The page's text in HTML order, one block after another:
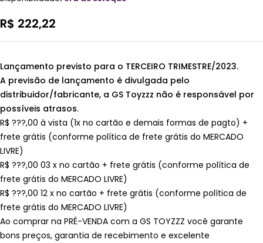
R$ 222,22
Lançamento previsto para o TERCEIRO TRIMESTRE/2023.
A previsão de lançamento é divulgada pelo
distribuidor/fabricante, a GS Toyzzz não é responsável por
possíveis atrasos.
R$ ???,00 à vista (1x no cartão e demais formas de pagto) +
frete grátis (conforme política de frete grátis do MERCADO
LIVRE)
R$ ???,00 03 x no cartão + frete grátis (conforme política de
frete grátis do MERCADO LIVRE)
R$ ???,00 12 x no cartão + frete grátis (conforme política de
frete grátis do MERCADO LIVRE)
Ao comprar na PRÉ-VENDA com a GS TOYZZZ você garante
bons preços, garantia de recebimento e excelente